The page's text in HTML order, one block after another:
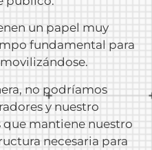
un papel muy
fundamental para
no podríamos
y nuestro
que mantiene nuestro
necesaria para